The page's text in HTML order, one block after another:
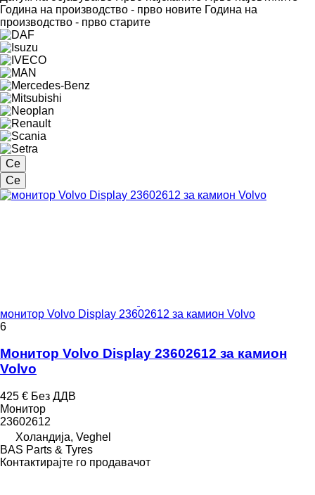
Година на производство - прво новите Година на
производство - прво старите
Се
Се
монитор Volvo Display 23602612 за камион Volvo
6
Монитор Volvo Display 23602612 за камион
Volvo
425 € Без ДДВ
Монитор
23602612
Холандија, Veghel
BAS Parts & Tyres
Контактирајте го продавачот